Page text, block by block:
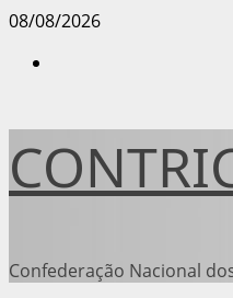
Avançar
08/08/2026
Confederação Nacional